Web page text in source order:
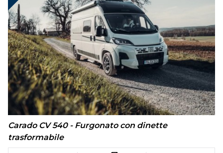
Carado CV 540 - Furgonato con dinette
trasformabile